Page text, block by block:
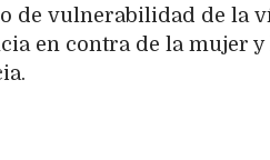
de vulnerabilidad de la
en contra de la mujer